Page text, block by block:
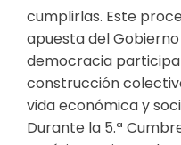
cumplirlas. Este
apuesta del
democracia
construcción
vida económica y
Durante la 5.ª